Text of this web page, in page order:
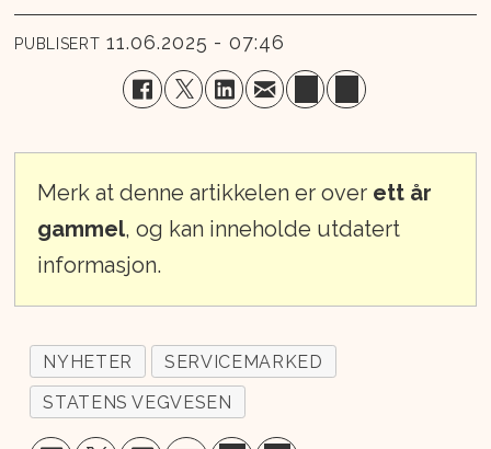
PUBLISERT 11.06.2025 - 07:46
Merk at denne artikkelen er over ett år
gammel, og kan inneholde utdatert
informasjon.
NYHETER
SERVICEMARKED
STATENS VEGVESEN